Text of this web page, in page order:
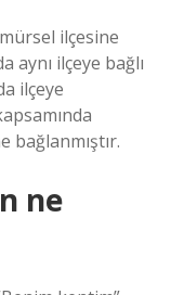
ilçesine
aynı ilçeye bağlı
ilçeye
bağlanmıştır.
ne